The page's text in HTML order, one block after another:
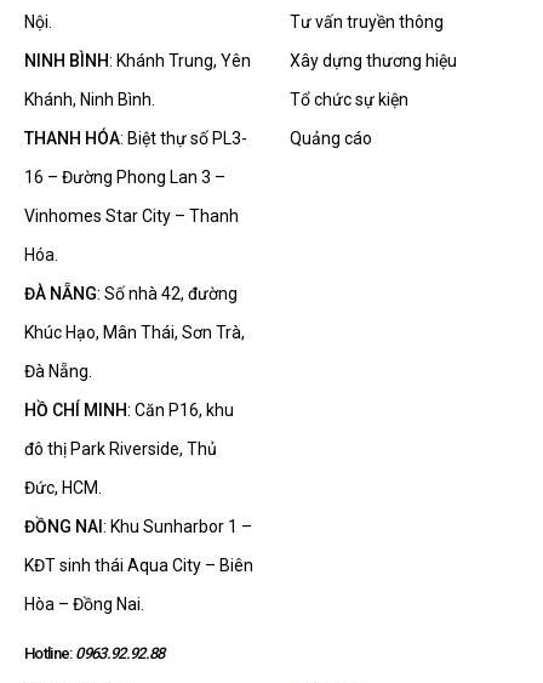
Nội.
NINH BÌNH: Khánh Trung, Yên
Khánh, Ninh Bình.
THANH HÓA: Biệt thự số PL3-
16 – Đường Phong Lan 3 –
Vinhomes Star City – Thanh
Hóa.
ĐÀ NẴNG: Số nhà 42, đường
Khúc Hạo, Mân Thái, Sơn Trà,
Đà Nẵng.
HỒ CHÍ MINH: Căn P16, khu
đô thị Park Riverside, Thủ
Đức, HCM.
ĐỒNG NAI : Khu Sunharbor 1 –
KĐT sinh thái Aqua City – Biên
Hòa – Đồng Nai.
Hotline: 0963.92.92.88
Tư vấn truyền thông
Xây dựng thương hiệu
Tổ chức sự kiện
Quảng cáo